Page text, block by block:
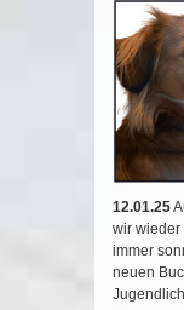
12.01.25
wir wieder
immer
neuen